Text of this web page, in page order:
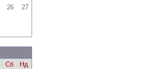
26
27
Сб
Нд